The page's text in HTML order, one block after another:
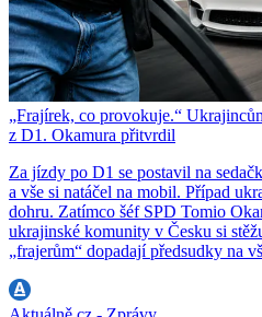
„Frajírek, co provokuje.“
z D1. Okamura přitvrdil
Za jízdy po D1 se postavil na
a vše si natáčel na mobil. Případ
dohru. Zatímco šéf SPD Tomio
ukrajinské komunity v Česku si
„frajerům“ dopadají předsudky na